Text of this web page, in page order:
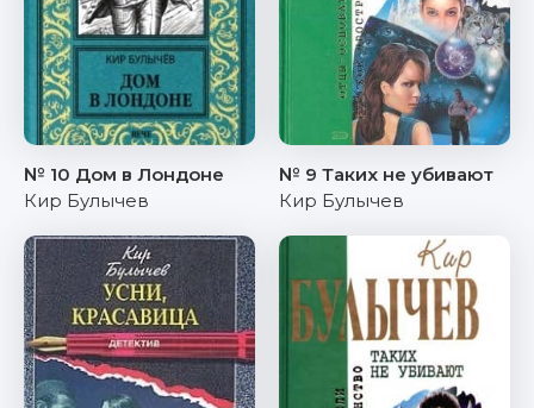
№ 10 Дом в Лондоне
Кир Булычев
№ 9 Таких не убивают
Кир Булычев